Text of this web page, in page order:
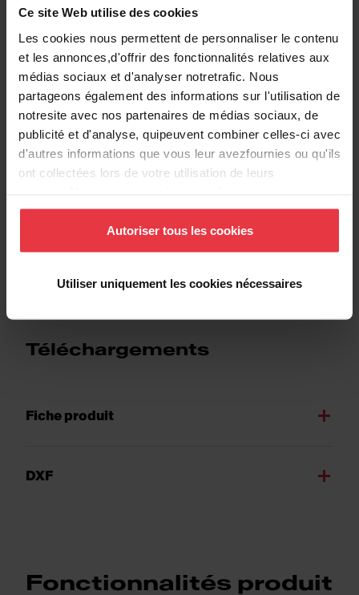
Ce site Web utilise des cookies
Les cookies nous permettent de personnaliser le contenu
et les annonces,d'offrir des fonctionnalités relatives aux
médias sociaux et d'analyser notretrafic. Nous
partageons également des informations sur l'utilisation de
notresite avec nos partenaires de médias sociaux, de
publicité et d'analyse, quipeuvent combiner celles-ci avec
d'autres informations que vous leur avezfournies ou qu'ils
ont collectées lors de votre utilisation de leurs
continuez à utiliser notre site Web.
Autoriser tous les cookies
Utiliser uniquement les cookies nécessaires
EAN/UPC 7612986410464
Type d'évier
Type de matériau Acier inoxydable
Nombre de cuvettes
Informations supplémentaires
Téléchargements
Fiche produit
DXF
Fonctionnalités produit